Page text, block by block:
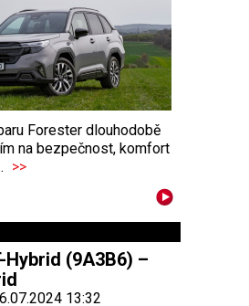
Forester dlouhodobě
na bezpečnost, komfort
>>
Hybrid (9A3B6) –
13:32